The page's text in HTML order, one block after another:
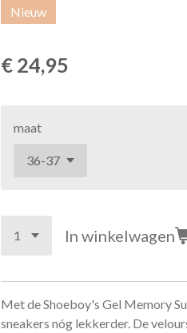
Nieuw
€ 24,95
maat
In winkelwagen
Met de Shoeboy's Gel Memory
sneakers nóg lekkerder. De